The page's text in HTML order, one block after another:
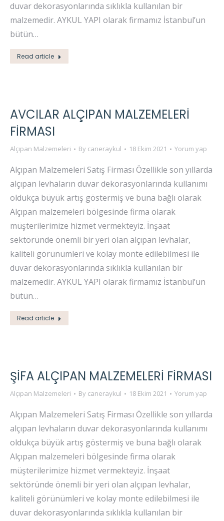
duvar dekorasyonlarında sıklıkla kullanılan bir
malzemedir. AYKUL YAPI olarak firmamız İstanbul’un
bütün…
Read article
AVCILAR ALÇIPAN MALZEMELERI
FIRMASI
Alçıpan Malzemeleri By caneraykul 18 Ekim 2021 Yorum yap
Alçıpan Malzemeleri Satış Firması Özellikle son yıllarda
alçıpan levhaların duvar dekorasyonlarında kullanımı
oldukça büyük artış göstermiş ve buna bağlı olarak
Alçıpan malzemeleri bölgesinde firma olarak
müşterilerimize hizmet vermekteyiz. İnşaat
sektöründe önemli bir yeri olan alçıpan levhalar,
kaliteli görünümleri ve kolay monte edilebilmesi ile
duvar dekorasyonlarında sıklıkla kullanılan bir
malzemedir. AYKUL YAPI olarak firmamız İstanbul’un
bütün…
Read article
ŞIFA ALÇIPAN MALZEMELERI FIRMASI
Alçıpan Malzemeleri By caneraykul 18 Ekim 2021 Yorum yap
Alçıpan Malzemeleri Satış Firması Özellikle son yıllarda
alçıpan levhaların duvar dekorasyonlarında kullanımı
oldukça büyük artış göstermiş ve buna bağlı olarak
Alçıpan malzemeleri bölgesinde firma olarak
müşterilerimize hizmet vermekteyiz. İnşaat
sektöründe önemli bir yeri olan alçıpan levhalar,
kaliteli görünümleri ve kolay monte edilebilmesi ile
duvar dekorasyonlarında sıklıkla kullanılan bir